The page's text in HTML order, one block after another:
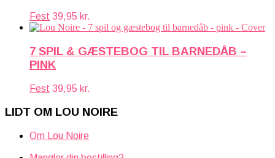
Fest 39,95 kr.
7 SPIL & GÆSTEBOG TIL BARNEDÅB –
PINK
Fest 39,95 kr.
LIDT OM LOU NOIRE
Om Lou Noire